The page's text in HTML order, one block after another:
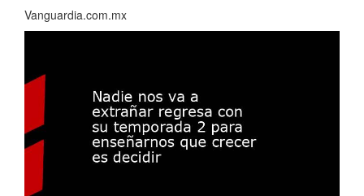
Vanguardia.com.mx